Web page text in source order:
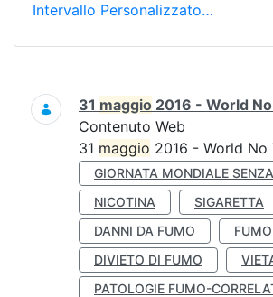
Intervallo Personalizzato…
Ricerca
31 maggio 2016 - World
Contenuto Web
31 maggio 2016 - World
GIORNATA MONDIALE
NICOTINA
SIGARETTA
DANNI DA FUMO
DIVIETO DI FUMO
PATOLOGIE FUMO-